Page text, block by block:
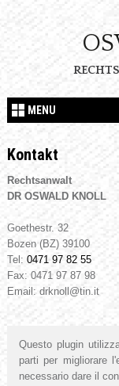
MENU
Kontakt
Rechtsanwalt
DR OSWALD KNOLL
Goethestr. 32
Bozen (BZ) 39100
Tel: 0471 97 82 55
Fax: 0471 97 87 98
Email: drknoll@tin.it
Questo plugin
parti per migliorare
necessario dare il